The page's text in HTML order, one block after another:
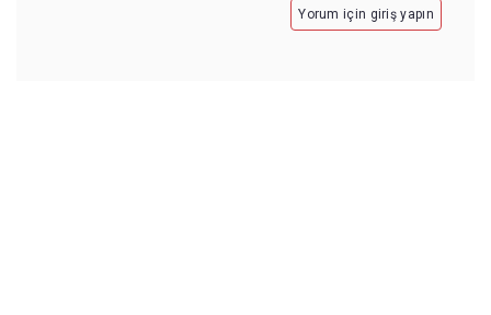
Yorum için giriş yapın